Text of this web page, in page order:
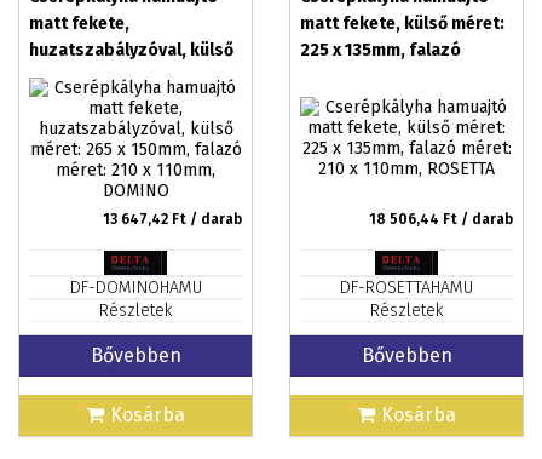
matt fekete,
huzatszabályzóval, külső
méret: 265 x 150mm,
falazó méret: 210 x
110mm, DOMINO
13 647,42 Ft / darab
DF-DOMINOHAMU
Részletek
Bővebben
Kosárba
matt fekete, külső méret:
225 x 135mm, falazó
ROSETTA
18 506,44 Ft / darab
DF-ROSETTAHAMU
Részletek
Bővebben
Kosárba